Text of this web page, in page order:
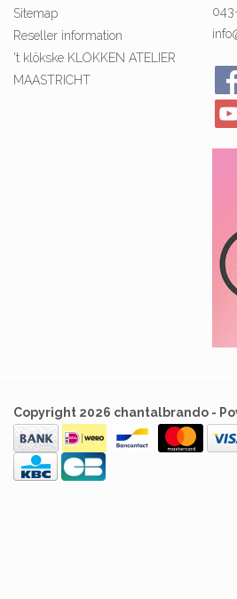
Sitemap
Reseller information
't klökske KLOKKEN ATELIER
MAASTRICHT
Copyright 2026 chantalbrando -